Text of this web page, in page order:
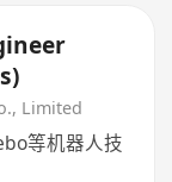
Limited
等机器人技